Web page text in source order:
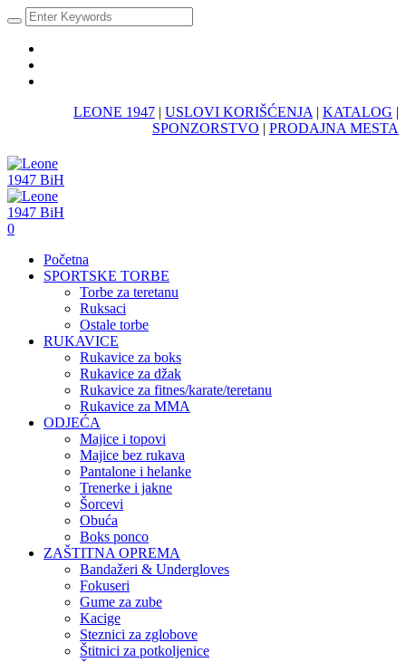
LEONE 1947 | USLOVI KORIŠĆENJA | KATALOG |
SPONZORSTVO | PRODAJNA MESTA
0
Početna
SPORTSKE TORBE
Torbe za teretanu
Ruksaci
Ostale torbe
RUKAVICE
Rukavice za boks
Rukavice za džak
Rukavice za fitnes/karate/teretanu
Rukavice za MMA
ODJEĆA
Majice i topovi
Majice bez rukava
Pantalone i helanke
Trenerke i jakne
Šorcevi
Obuća
Boks ponco
ZAŠTITNA OPREMA
Bandažeri & Undergloves
Fokuseri
Gume za zube
Kacige
Steznici za zglobove
Štitnici za potkoljenice